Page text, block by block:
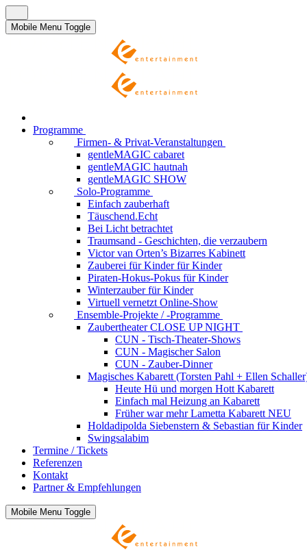
Mobile Menu Toggle
Programme
Firmen- & Privat-Veranstaltungen
gentleMAGIC cabaret
gentleMAGIC hautnah
gentleMAGIC SHOW
Solo-Programme
Einfach zauberhaft
Täuschend.Echt
Bei Licht betrachtet
Traumsand - Geschichten, die verzaubern
Victor van Orten’s Bizarres Kabinett
Zauberei für Kinder für Kinder
Piraten-Hokus-Pokus für Kinder
Winterzauber für Kinder
Virtuell vernetzt Online-Show
Ensemble-Projekte / -Programme
Zaubertheater CLOSE UP NIGHT
CUN - Tisch-Theater-Shows
CUN - Magischer Salon
CUN - Zauber-Dinner
Magisches Kabarett (Torsten Pahl + Ellen
Heute Hü und morgen Hott Kabarett
Einfach mal Heizung an Kabarett
Früher war mehr Lametta Kabarett NEU
Holdadipolda Siebenstern & Sebastian für Kinder
Swingsalabim
Termine / Tickets
Referenzen
Kontakt
Partner & Empfehlungen
Mobile Menu Toggle